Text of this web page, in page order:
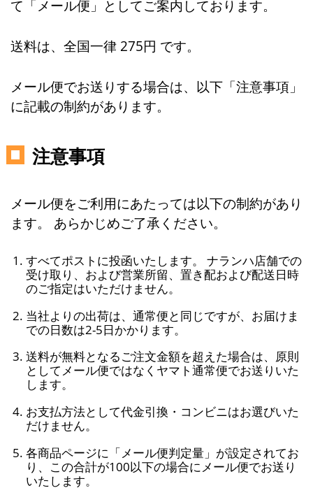
て「メール便」としてご案内しております。
送料は、全国一律 275円 です。
メール便でお送りする場合は、以下「注意事項」
に記載の制約があります。
注意事項
メール便をご利用にあたっては以下の制約があり
ます。 あらかじめご了承ください。
すべてポストに投函いたします。 ナランハ店舗での
受け取り、および営業所留、置き配および配送日時
のご指定はいただけません。
当社よりの出荷は、通常便と同じですが、お届けま
での日数は2-5日かかります。
送料が無料となるご注文金額を超えた場合は、原則
としてメール便ではなくヤマト通常便でお送りいた
します。
お支払方法として代金引換・コンビニはお選びいた
だけません。
各商品ページに「メール便判定量」が設定されてお
り、この合計が100以下の場合にメール便でお送り
いたします。